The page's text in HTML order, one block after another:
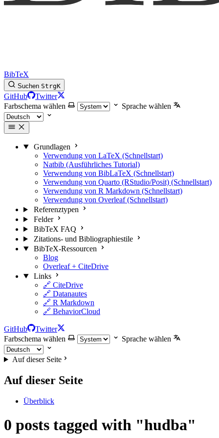
BibTeX
Suchen StrgK
GitHub
Twitter
Farbschema wählen
Sprache wählen
Grundlagen
Verwendung von LaTeX (Schnellstart)
Natbib (Ausführliches Tutorial)
Verwendung von BibLaTeX (Schnellstart)
Verwendung von Quarto (RStudio/Posit) (Schnellstart)
Verwendung von R Markdown (Schnellstart)
Verwendung von Overleaf (Schnellstart)
Referenztypen
Felder
BibTeX FAQ
Zitations- und Bibliographiestile
BibTeX-Ressourcen
Blog
Overleaf + CiteDrive
Links
🔗 CiteDrive
🔗 Datanautes
🔗 R Markdown
🔗 BehaviorCloud
GitHub
Twitter
Farbschema wählen
Sprache wählen
Auf dieser Seite
Auf dieser Seite
Überblick
0 posts tagged with "hudba"